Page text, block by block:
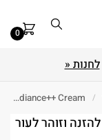
0
לחנות «
/ Radiance++ Cream – קרם לחות HIKARI | היקארי